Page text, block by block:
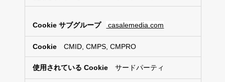
casalemedia.com
CMID, CMPS, CMPRO
サードパーティ